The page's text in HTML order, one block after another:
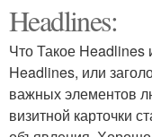
Headlines:
Что Такое
Headlines, или
важных элементов
визитной карточки